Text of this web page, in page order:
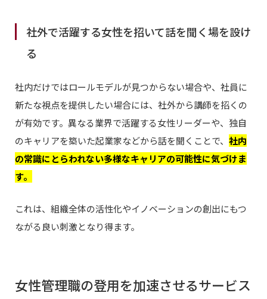
社外で活躍する女性を招いて話を聞く場を設け
る
社内だけではロールモデルが見つからない場合や、社員に
新たな視点を提供したい場合には、社外から講師を招くの
が有効です。異なる業界で活躍する女性リーダーや、独自
のキャリアを築いた起業家などから話を聞くことで、 社内
の常識にとらわれない多様なキャリアの可能性に気づけま
す。
これは、組織全体の活性化やイノベーションの創出にもつ
ながる良い刺激となり得ます。
女性管理職の登用を加速させるサービス